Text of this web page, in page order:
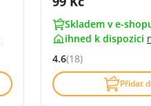
Skladem v e-
ihned k dispozici
Hodnocení: 4.6 z 5
4.6(18)
Přidat